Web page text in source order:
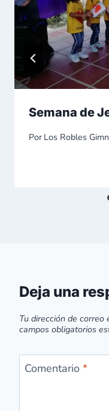
Semana de
Por Los Robles
Deja una
Tu dirección de correo
campos obligatorios
Comentario *